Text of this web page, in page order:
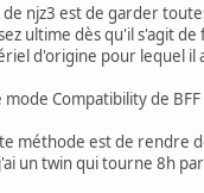
njz3 est de garder
ultime dès qu'il s'agit
d'origine pour lequel il
Compatibility de
méthode est de rendre
un twin qui tourne 8h